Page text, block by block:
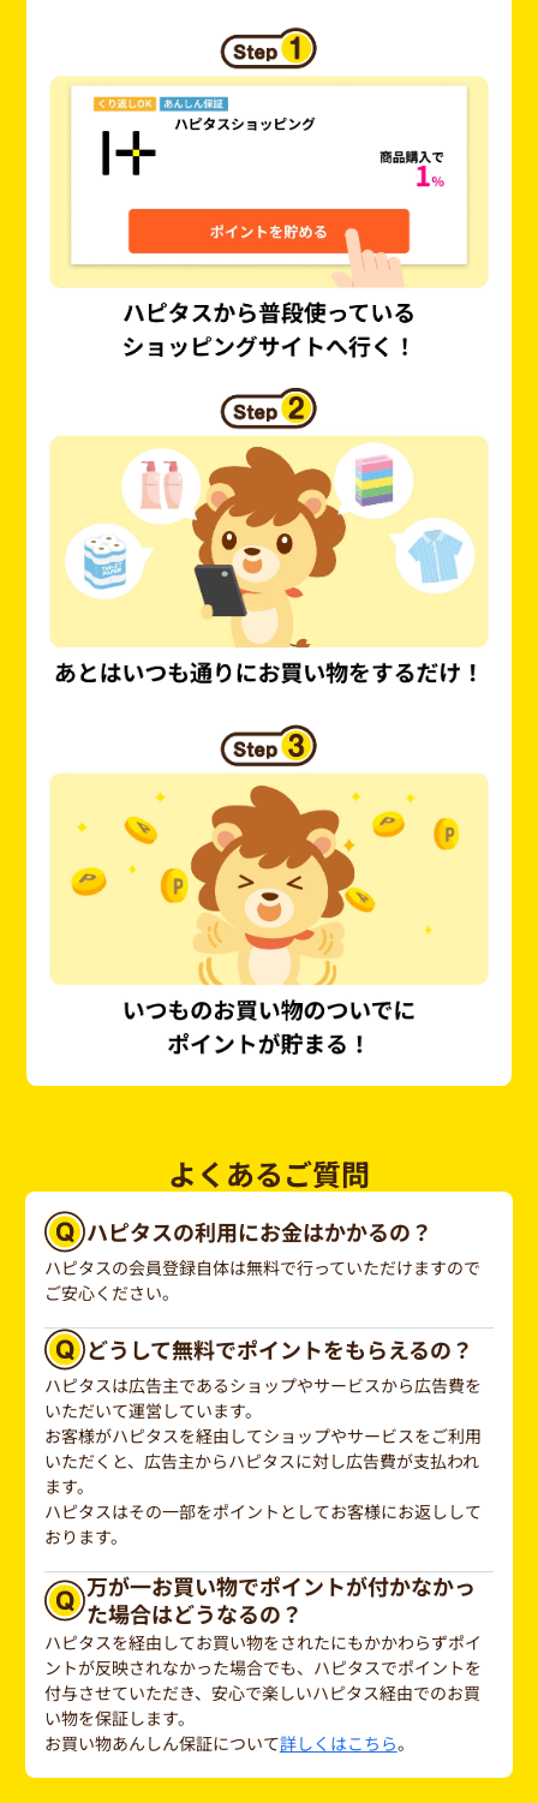
よくあるご質問
ハピタスの利用にお金はかかるの？
ハピタスの会員登録自体は無料で行っていただけますので
ご安心ください。
どうして無料でポイントをもらえるの？
ハピタスは広告主であるショップやサービスから広告費を
いただいて運営しています。
お客様がハピタスを経由してショップやサービスをご利用
いただくと、広告主からハピタスに対し広告費が支払われ
ます。
ハピタスはその一部をポイントとしてお客様にお返しして
おります。
万が一お買い物でポイントが付かなかっ
た場合はどうなるの？
ハピタスを経由してお買い物をされたにもかかわらずポイ
ントが反映されなかった場合でも、ハピタスでポイントを
付与させていただき、安心で楽しいハピタス経由でのお買
い物を保証します。
お買い物あんしん保証について詳しくはこちら。